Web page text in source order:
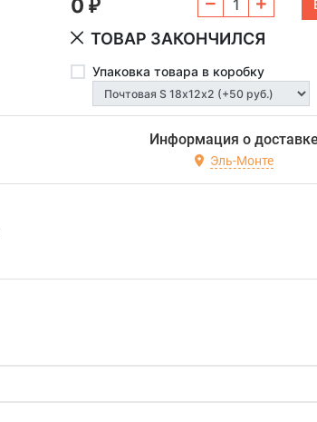
0 ₽
ТОВАР ЗАКОНЧИЛСЯ
Упаковка товара в коробку
Информация о доставке
Эль-Монте